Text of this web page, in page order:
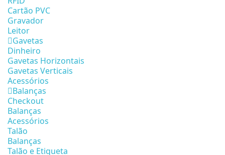
Cartão PVC
Gravador
Leitor
Gavetas
Dinheiro
Gavetas Horizontais
Gavetas Verticais
Acessórios
Balanças
Checkout
Balanças
Acessórios
Talão
Balanças
Talão e Etiqueta